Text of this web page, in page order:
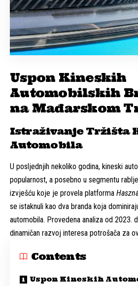
Uspon Kineskih
Automobilskih
na Mađarskom
Istraživanje Tržišta
Automobila
U posljednjih nekoliko godina, kineski
popularnost, a posebno u segmentu
izvješću koje je provela platforma
se istaknuli kao dva branda koja
automobila. Provedena analiza od 2023.
dinamičan razvoj interesa potrošača za
Contents
Uspon Kineskih